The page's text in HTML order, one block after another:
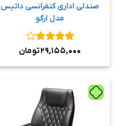
صندلی اداری کنفرانسی داتیس
مدل ارگو
نمره۴
۲۹,۱۵۵,۰۰۰تومان